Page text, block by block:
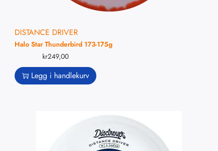
DISTANCE DRIVER
Halo Star Thunderbird 173-175g
kr249,00
Legg i handlekurv